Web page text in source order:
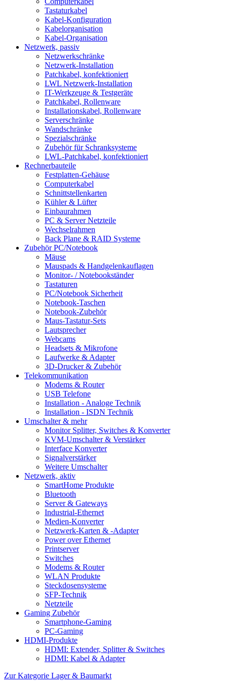
Tastaturkabel
Kabel-Konfiguration
Kabelorganisation
Kabel-Organisation
Netzwerk, passiv
Netzwerkschränke
Netzwerk-Installation
Patchkabel, konfektioniert
LWL Netzwerk-Installation
IT-Werkzeuge & Testgeräte
Patchkabel, Rollenware
Installationskabel, Rollenware
Serverschränke
Wandschränke
Spezialschränke
Zubehör für Schranksysteme
LWL-Patchkabel, konfektioniert
Rechnerbauteile
Festplatten-Gehäuse
Computerkabel
Schnittstellenkarten
Kühler & Lüfter
Einbaurahmen
PC & Server Netzteile
Wechselrahmen
Back Plane & RAID Systeme
Zubehör PC/Notebook
Mäuse
Mauspads & Handgelenkauflagen
Monitor- / Notebookständer
Tastaturen
PC/Notebook Sicherheit
Notebook-Taschen
Notebook-Zubehör
Maus-Tastatur-Sets
Lautsprecher
Webcams
Headsets & Mikrofone
Laufwerke & Adapter
3D-Drucker & Zubehör
Telekommunikation
Modems & Router
USB Telefone
Installation - Analoge Technik
Installation - ISDN Technik
Umschalter & mehr
Monitor Splitter, Switches & Konverter
KVM-Umschalter & Verstärker
Interface Konverter
Signalverstärker
Weitere Umschalter
Netzwerk, aktiv
SmartHome Produkte
Bluetooth
Server & Gateways
Industrial-Ethernet
Medien-Konverter
Netzwerk-Karten & -Adapter
Power over Ethernet
Printserver
Switches
Modems & Router
WLAN Produkte
Steckdosensysteme
SFP-Technik
Netzteile
Gaming Zubehör
Smartphone-Gaming
PC-Gaming
HDMI-Produkte
HDMI: Extender, Splitter & Switches
HDMI: Kabel & Adapter
Zur Kategorie Lager & Baumarkt